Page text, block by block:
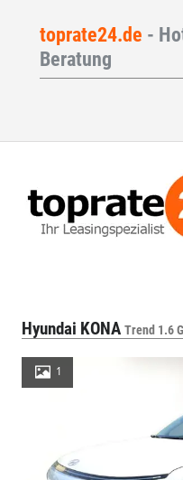
toprate24.de -
Beratung
Hyundai KONA Trend 1.6
1